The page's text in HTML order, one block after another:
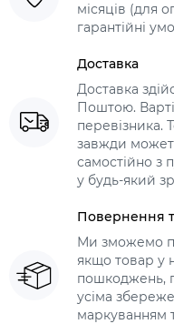
місяців (для
гарантійні
Доставка
Доставка
Поштою.
перевізника.
завжди
самостійно з
у будь-який
Повернення
Ми зможемо
якщо товар у
пошкоджень,
усіма
маркуванням